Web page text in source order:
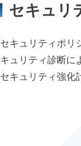
セキュリ
セキュリティポリ
キュリティ診断に
セキュリティ強化